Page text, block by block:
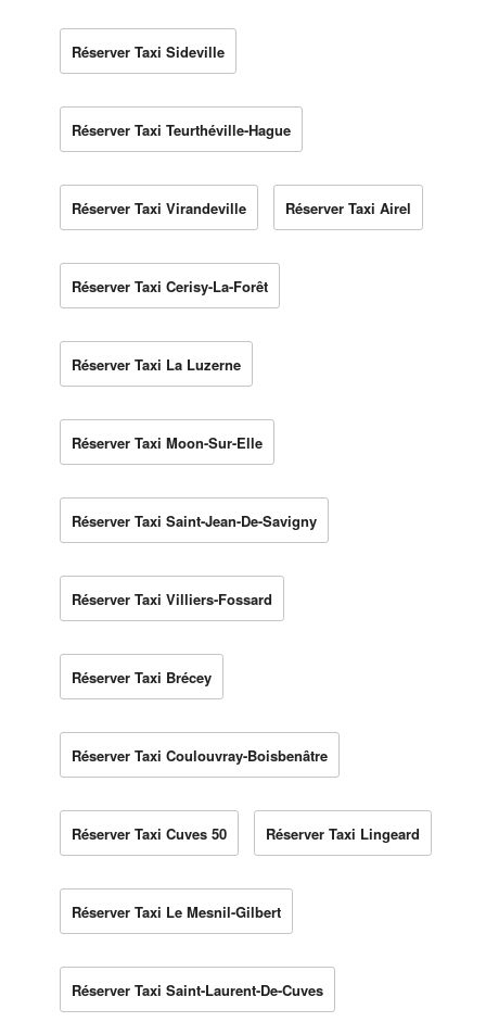
Réserver Taxi Sideville
Réserver Taxi Teurthéville-Hague
Réserver Taxi Virandeville Réserver Taxi Airel
Réserver Taxi Cerisy-La-Forêt
Réserver Taxi La Luzerne
Réserver Taxi Moon-Sur-Elle
Réserver Taxi Saint-Jean-De-Savigny
Réserver Taxi Villiers-Fossard
Réserver Taxi Brécey
Réserver Taxi Coulouvray-Boisbenâtre
Réserver Taxi Cuves 50 Réserver Taxi Lingeard
Réserver Taxi Le Mesnil-Gilbert
Réserver Taxi Saint-Laurent-De-Cuves